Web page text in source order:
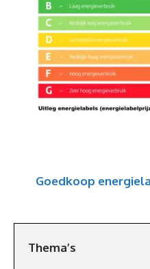
Goedkoop
Thema’s